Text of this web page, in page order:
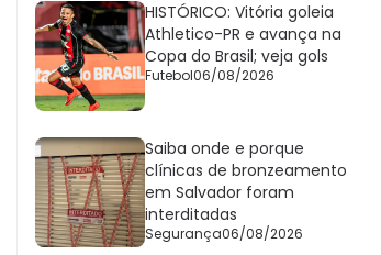
HISTÓRICO: Vitória goleia
Athletico-PR e avança na
Copa do Brasil; veja gols
Futebol06/08/2026
Saiba onde e porque
clínicas de bronzeamento
em Salvador foram
interditadas
Segurança06/08/2026